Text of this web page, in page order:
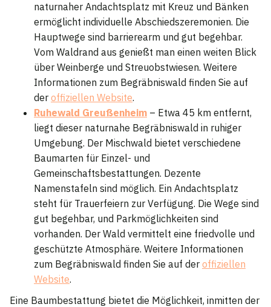
naturnaher Andachtsplatz mit Kreuz und Bänken
ermöglicht individuelle Abschiedszeremonien. Die
Hauptwege sind barrierearm und gut begehbar.
Vom Waldrand aus genießt man einen weiten Blick
über Weinberge und Streuobstwiesen. Weitere
Informationen zum Begräbniswald finden Sie auf
der offiziellen Website.
Ruhewald Greußenheim – Etwa 45 km entfernt,
liegt dieser naturnahe Begräbniswald in ruhiger
Umgebung. Der Mischwald bietet verschiedene
Baumarten für Einzel- und
Gemeinschaftsbestattungen. Dezente
Namenstafeln sind möglich. Ein Andachtsplatz
steht für Trauerfeiern zur Verfügung. Die Wege sind
gut begehbar, und Parkmöglichkeiten sind
vorhanden. Der Wald vermittelt eine friedvolle und
geschützte Atmosphäre. Weitere Informationen
zum Begräbniswald finden Sie auf der offiziellen
Website.
Eine Baumbestattung bietet die Möglichkeit, inmitten der